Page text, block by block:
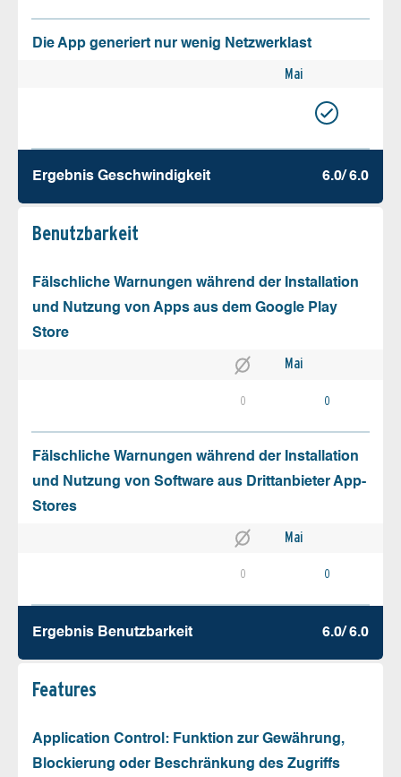
Die App generiert nur wenig Netzwerklast
Mai
Ergebnis Geschw­indigkeit 6.0/ 6.0
Benutz­barkeit
Fälschliche Warnungen während der Installation
und Nutzung von Apps aus dem Google Play
Store
Mai
0 0
Fälschliche Warnungen während der Installation
und Nutzung von Software aus Drittanbieter App-
Stores
Mai
0 0
Ergebnis Benutz­barkeit 6.0/ 6.0
Features
Application Control: Funktion zur Gewährung,
Blockierung oder Beschränkung des Zugriffs